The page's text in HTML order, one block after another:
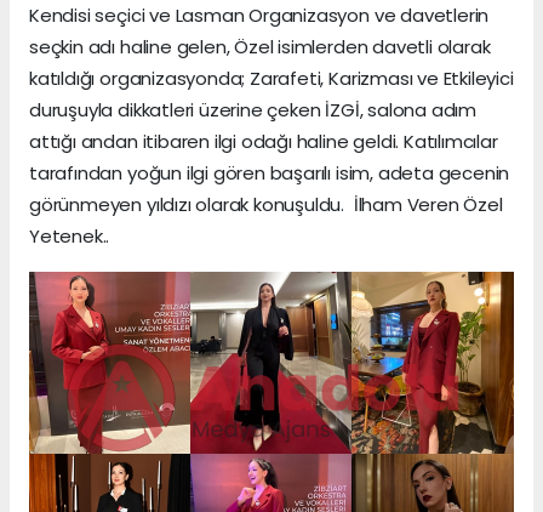
Kendisi seçici ve Lasman Organizasyon ve davetlerin
seçkin adı haline gelen, Özel isimlerden davetli olarak
katıldığı organizasyonda; Zarafeti, Karizması ve Etkileyici
duruşuyla dikkatleri üzerine çeken İZGİ, salona adım
attığı andan itibaren ilgi odağı haline geldi. Katılımcılar
tarafından yoğun ilgi gören başarılı isim, adeta gecenin
görünmeyen yıldızı olarak konuşuldu. İlham Veren Özel
Yetenek..